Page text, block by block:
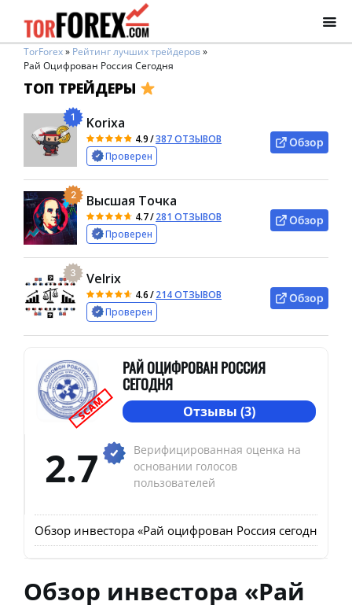
TorForex» Рейтинг лучших трейдеров»
Рай Оцифрован Россия Сегодня
ТОП ТРЕЙДЕРЫ
1 Korixa
4.9/387 ОТЗЫВОВ
Проверен
Обзор
2 Высшая Точка
4.7/281 ОТЗЫВОВ
Проверен
Обзор
3 Velrix
4.6/214 ОТЗЫВОВ
Проверен
Обзор
SCAM
РАЙ ОЦИФРОВАН РОССИЯ
СЕГОДНЯ
Отзывы (3)
2.7
Верифицированная оценка на
основании голосов
пользователей
Обзор инвестора «Рай оцифрован Россия сегодня»:
Обзор инвестора «Рай